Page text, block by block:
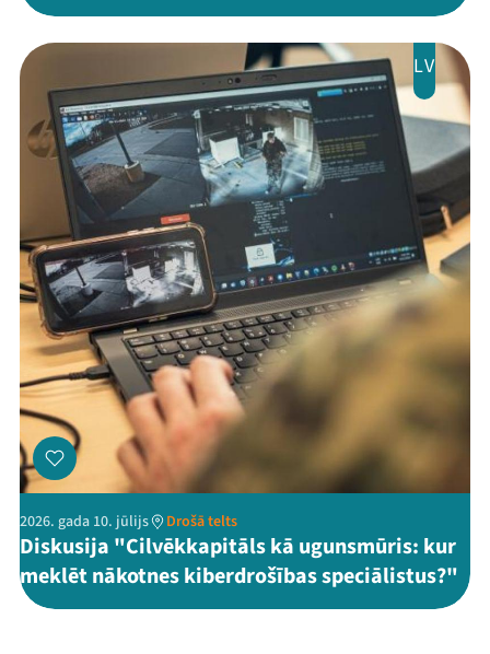
ThreadsFacebookYoutube
X Instagram
Flick TikTok
LV
2026. gada 10. jūlijs Drošā telts
Diskusija "Cilvēkkapitāls kā ugunsmūris: kur
meklēt nākotnes kiberdrošības speciālistus?"